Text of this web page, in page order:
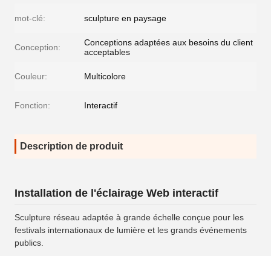
mot-clé: sculpture en paysage
Conception:
Conceptions adaptées aux besoins du client
acceptables
Couleur: Multicolore
Fonction: Interactif
Description de produit
Installation de l'éclairage Web interactif
Sculpture réseau adaptée à grande échelle conçue pour les
festivals internationaux de lumière et les grands événements
publics.